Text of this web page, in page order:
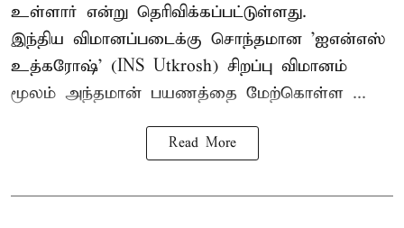
உள்ளார் என்று தெரிவிக்கப்பட்டுள்ளது.
இந்திய விமானப்படைக்கு சொந்தமான 'ஐஎன்எஸ்
உத்கரோஷ்' (INS Utkrosh) சிறப்பு விமானம்
மூலம் அந்தமான் பயணத்தை மேற்கொள்ள ...
Read More